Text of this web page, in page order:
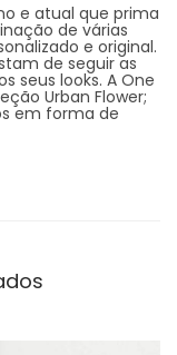
e atual que prima
de várias
e original.
de seguir as
seus looks. A One
Urban Flower;
em forma de